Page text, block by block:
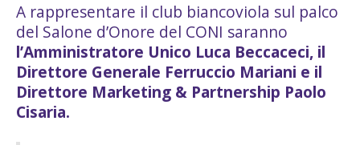
A rappresentare il club biancoviola sul palco
del Salone d’Onore del CONI saranno
l’Amministratore Unico Luca Beccaceci, il
Direttore Generale Ferruccio Mariani e il
Direttore Marketing & Partnership Paolo
Cisaria.